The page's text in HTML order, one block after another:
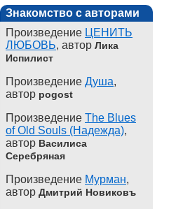
Знакомство с авторами
Произведение ЦЕНИТЬ
ЛЮБОВЬ, автор Лика
Испилист
Произведение Душа,
автор pogost
Произведение The Blues
of Old Souls (Надежда),
автор Василиса
Серебряная
Произведение Мурман,
автор Дмитрий Новиковъ